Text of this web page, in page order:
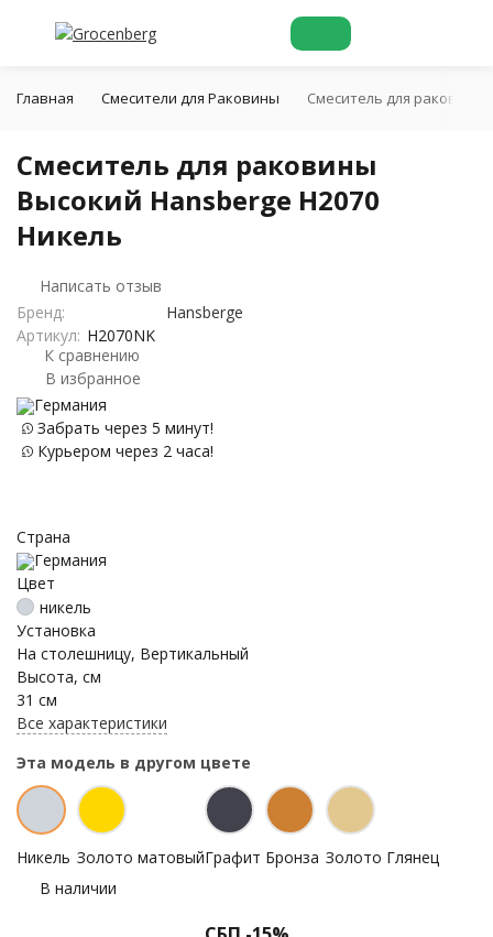
Главная Смесители для Раковины Cмеситель для раковины
Cмеситель для раковины
Высокий Hansberge H2070
Никель
Написать отзыв
Бренд:
Hansberge
Артикул: H2070NK
К сравнению
В избранное
Германия
Забрать через 5 минут!
Курьером через 2 часа!
Страна
Германия
Цвет
никель
Установка
На столешницу, Вертикальный
Высота, см
31 см
Все характеристики
Эта модель в другом цвете
Никель Золото матовыйГрафит Бронза Золото Глянец
В наличии